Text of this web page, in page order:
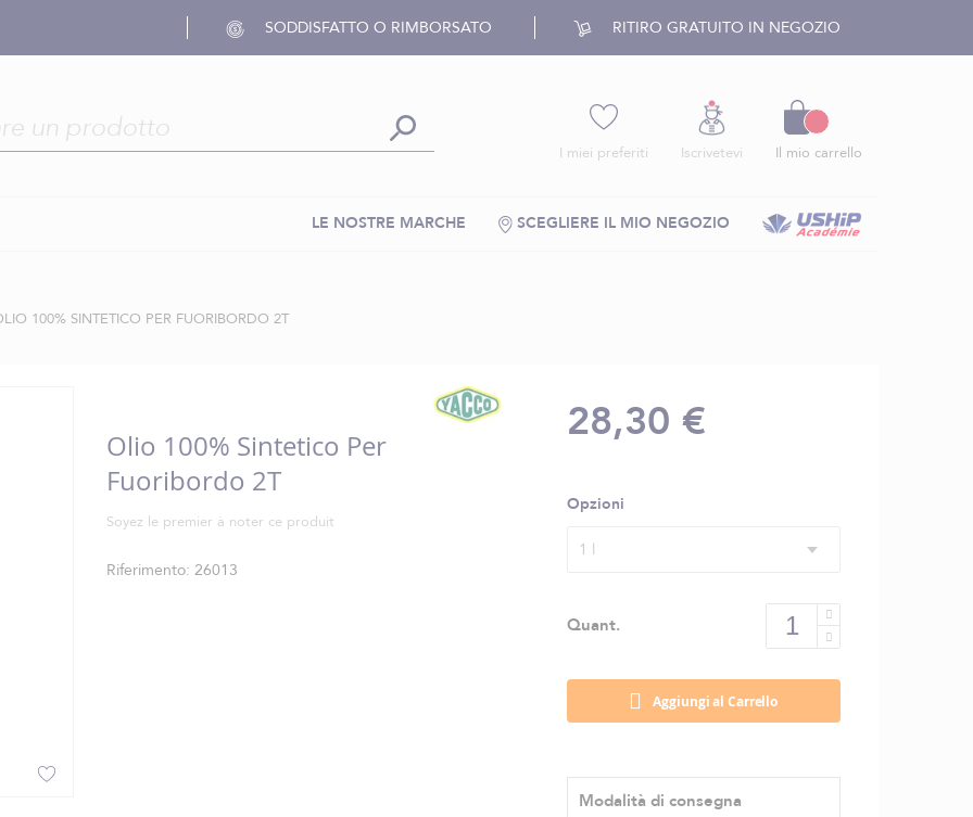
SODDISFATTO O RIMBORSATO RITIRO GRATUITO IN NEGOZIO
I miei preferiti Iscrivetevi Il mio carrello
SCEGLIERE IL MIO NEGOZIO
LE NOSTRE MARCHE
100% SINTETICO PER FUORIBORDO 2T
Olio 100% Sintetico Per
Fuoribordo 2T
Soyez le premier à noter ce produit
Riferimento 26013
28,30 €
Opzioni
1 l
Quant.
Aggiungi al Carrello
Modalità di consegna